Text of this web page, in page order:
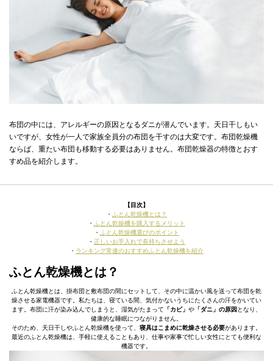
布団の中には、アレルギーの原因となるダニが潜んでいます。天日干しもい
いですが、女性が一人で家族全員分の布団を干すのは大変です。布団乾燥機
ならば、重たい布団も移動する必要はありません。布団乾燥器の特徴とおす
すめ品を紹介します。
【目次】
・
ふとん乾燥機とは？
・
ふとん乾燥機を購入するメリット
・
ふとん乾燥機選びのポイント
・ 正しいお手入れで長持ちさせよう
・ ランキング常連のおすすめふとん乾燥機を紹介
ふとん乾燥機とは？
ふとん乾燥機とは、掛布団と敷布団の間にセットして、その中に温かい風を送って布団を乾
燥させる家電機器です。私たちは、寝ている間、気付かないうちにたくさんの汗をかいてい
ます。布団に汗が染み込んでしまうと、湿気がたまって 「カビ」 や 「ダニ」の原因 となり、
健康的な睡眠につながりません。
そのため、天日干しやふとん乾燥機を使って、 寝具はこまめに乾燥させる必要があります。
最近のふとん乾燥機は、手軽に使えることもあり、仕事や家事で忙しい女性にとても便利な
機器です。